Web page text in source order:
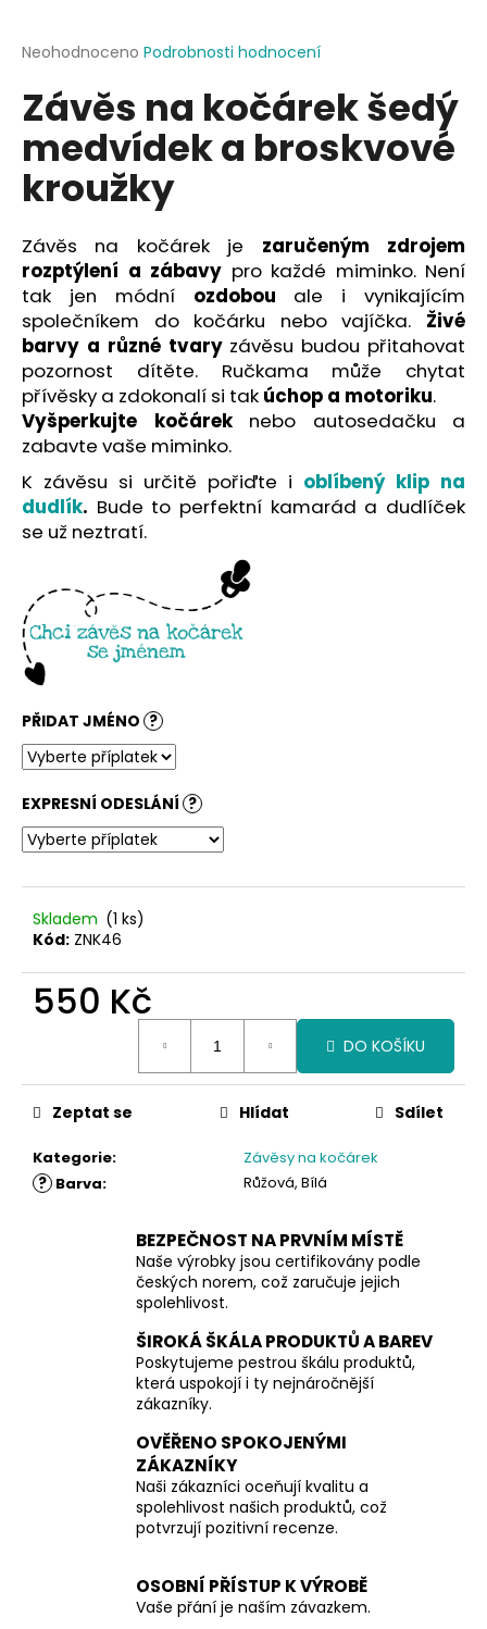
Průměrné
produktu
je
5
hvězdiček.
Neohodnoceno Podrobnosti hodnocení
Závěs na kočárek šedý
medvídek a broskvové
kroužky
Závěs na kočárek je zaručeným zdrojem
rozptýlení a zábavy pro každé miminko. Není
tak jen módní ozdobou ale i vynikajícím
společníkem do kočárku nebo vajíčka. Živé
barvy a různé tvaryzávěsu budou přitahovat
pozornost dítěte. Ručkama může chytat
přívěsky a zdokonalí si tak úchop a motoriku.
Vyšperkujte kočáreknebo autosedačku a
zabavte vaše miminko.
K závěsu si určitě pořiďte i oblíbený klip na
dudlík. Bude to perfektní kamarád a dudlíček
se už neztratí.
PŘIDAT JMÉNO ?
EXPRESNÍ ODESLÁNÍ ?
Skladem (1 ks)
Kód: ZNK46
550 Kč
DO KOŠÍKU
Kategorie: Závěsy na kočárek
? Barva: Růžová, Bílá
Zeptat se Hlídat Sdílet
BEZPEČNOST NA PRVNÍM MÍSTĚ
Naše výrobky jsou certifikovány podle
českých norem, což zaručuje jejich
spolehlivost.
ŠIROKÁ ŠKÁLA PRODUKTŮ A BAREV
Poskytujeme pestrou škálu produktů,
která uspokojí i ty nejnáročnější
zákazníky.
OVĚŘENO SPOKOJENÝMI
ZÁKAZNÍKY
Naši zákazníci oceňují kvalitu a
spolehlivost našich produktů, což
potvrzují pozitivní recenze.
OSOBNÍ PŘÍSTUP K VÝROBĚ
Vaše přání je naším závazkem.
j
t
?
HLEDAT
D
o
p
o
r
č
u
j
m
e